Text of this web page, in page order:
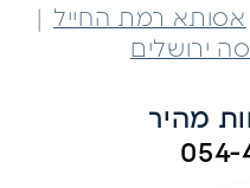
אסותא רמת החייל |
ירושלים
מהיר
054-